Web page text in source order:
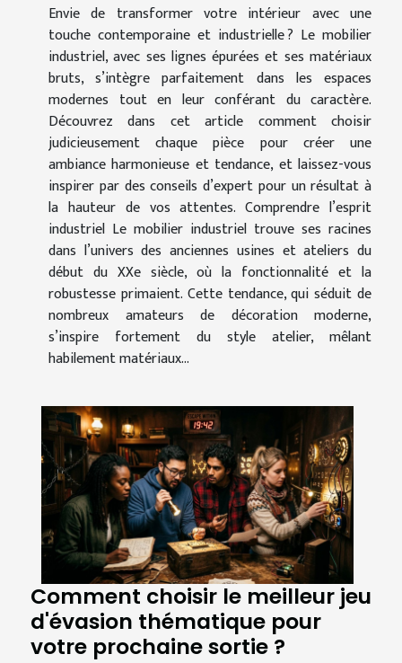
Envie de transformer votre intérieur avec une
touche contemporaine et industrielle ? Le mobilier
industriel, avec ses lignes épurées et ses matériaux
bruts, s’intègre parfaitement dans les espaces
modernes tout en leur conférant du caractère.
Découvrez dans cet article comment choisir
judicieusement chaque pièce pour créer une
ambiance harmonieuse et tendance, et laissez-vous
inspirer par des conseils d’expert pour un résultat à
la hauteur de vos attentes. Comprendre l’esprit
industriel Le mobilier industriel trouve ses racines
dans l’univers des anciennes usines et ateliers du
début du XXe siècle, où la fonctionnalité et la
robustesse primaient. Cette tendance, qui séduit de
nombreux amateurs de décoration moderne,
s’inspire fortement du style atelier, mêlant
habilement matériaux...
Comment choisir le meilleur jeu
d'évasion thématique pour
votre prochaine sortie ?